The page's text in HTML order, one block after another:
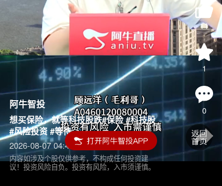
11
1
0
阿牛智投
想买保险，就等科技股跌#保险 #科技股
#风险投资 #等待
2026-08-07 04:45
内容如涉及个股仅供参考，不构成任何投资建
议！投资风险自负。投资有风险，入市须谨慎。